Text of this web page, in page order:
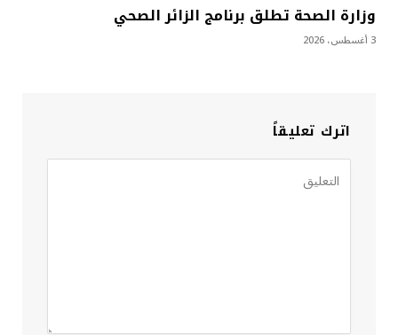
وزارة الصحة تطلق برنامج الزائر الصحي
3 أغسطس، 2026
اترك تعليقاً